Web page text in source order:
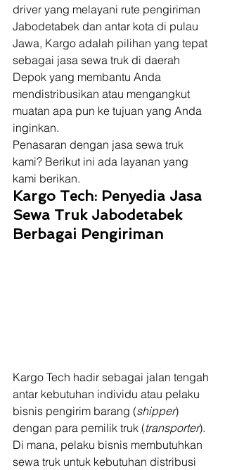
driver yang melayani rute pengiriman
Jabodetabek dan antar kota di pulau
Jawa, Kargo adalah pilihan yang tepat
sebagai jasa sewa truk di daerah
Depok yang membantu Anda
mendistribusikan atau mengangkut
muatan apa pun ke tujuan yang Anda
inginkan.
Penasaran dengan jasa sewa truk
kami? Berikut ini ada layanan yang
kami berikan.
Kargo Tech: Penyedia Jasa
Sewa Truk Jabodetabek
Berbagai Pengiriman
Kargo Tech hadir sebagai jalan tengah
antar kebutuhan individu atau pelaku
bisnis pengirim barang (shipper)
dengan para pemilik truk (transporter).
Di mana, pelaku bisnis membutuhkan
sewa truk untuk kebutuhan distribusi